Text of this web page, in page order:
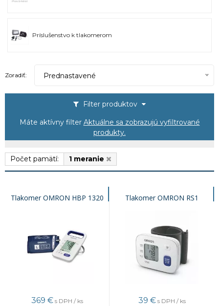
Príslušenstvo k tlakomerom
Filter produktov
Zoradiť: Prednastavené
Máte aktívny filter Aktuálne sa zobrazujú vyfiltrované
produkty.
Počet pamätí: 1 meranie
Tlakomer OMRON HBP 1320
369 € s DPH / ks
Tlakomer OMRON RS1
39 € s DPH / ks